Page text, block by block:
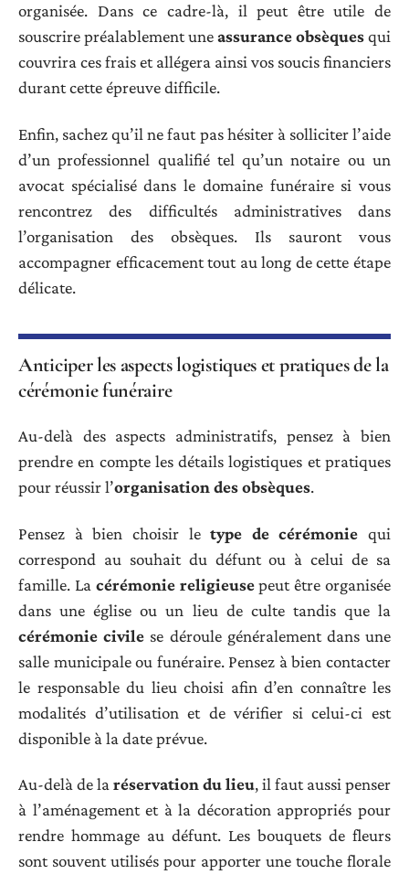
organisée. Dans ce cadre-là, il peut être utile de
souscrire préalablement uneassurance obsèquesqui
couvrira ces frais et allégera ainsi vos soucis financiers
durant cette épreuve difficile.
Enfin, sachez qu’il ne faut pas hésiter à solliciter l’aide
d’un professionnel qualifié tel qu’un notaire ou un
avocat spécialisé dans le domaine funéraire si vous
rencontrez des difficultés administratives dans
l’organisation des obsèques. Ils sauront vous
accompagner efficacement tout au long de cette étape
délicate.
Anticiper les aspects logistiques et pratiques de la
cérémonie funéraire
Au-delà des aspects administratifs, pensez à bien
prendre en compte les détails logistiques et pratiques
pour réussir l’organisation des obsèques.
Pensez à bien choisir letype de cérémonie qui
correspond au souhait du défunt ou à celui de sa
famille. La cérémonie religieusepeut être organisée
dans une église ou un lieu de culte tandis que la
cérémonie civile se déroule généralement dans une
salle municipale ou funéraire. Pensez à bien contacter
le responsable du lieu choisi afin d’en connaître les
modalités d’utilisation et de vérifier si celui-ci est
disponible à la date prévue.
Au-delà de laréservation du lieu, il faut aussi penser
à l’aménagement et à la décoration appropriés pour
rendre hommage au défunt. Les bouquets de fleurs
sont souvent utilisés pour apporter une touche florale